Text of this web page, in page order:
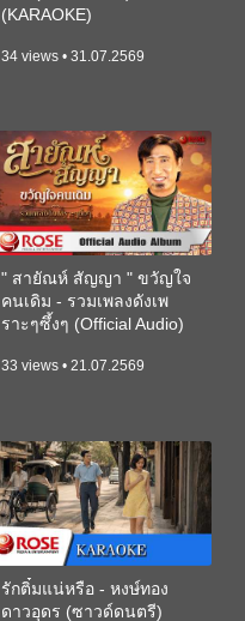
(KARAOKE)
34 views • 31.07.2569
" สายัณห์ สัญญา " ขวัญใจ
คนเดิม - รวมเพลงดังเพ
ราะๆซึ้งๆ (Official Audio)
33 views • 21.07.2569
รักติ๋มแน่หรือ - หงษ์ทอง
ดาวอุดร (ซาวด์ดนตรี)